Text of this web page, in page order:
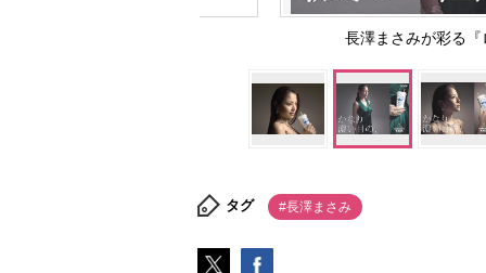
長澤まさみが彩る
タグ #長澤まさみ